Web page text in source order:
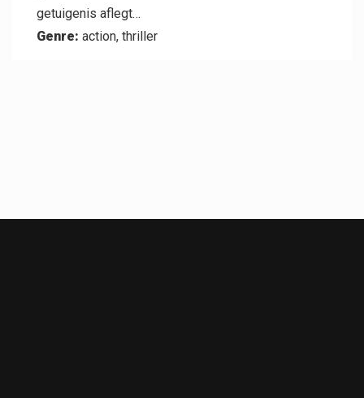
getuigenis aflegt…
Genre: action, thriller